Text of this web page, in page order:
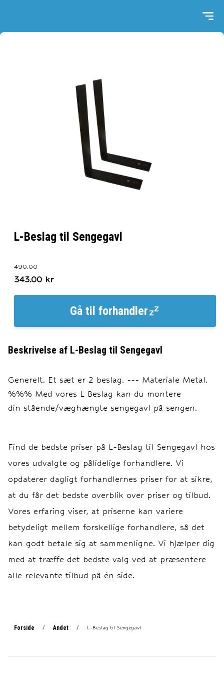
L-Beslag til Sengegavl
490.00
343.00 kr
Gå til forhandler
Beskrivelse af L-Beslag til Sengegavl
Generelt. Et sæt er 2 beslag. --- Materiale Metal.
%%% Med vores L Beslag kan du montere
din stående/væghængte sengegavl på sengen.
Find de bedste priser på L-Beslag til Sengegavl hos
vores udvalgte og pålidelige forhandlere. Vi
opdaterer dagligt forhandlernes priser for at sikre,
at du får det bedste overblik over priser og tilbud.
Vores erfaring viser, at priserne kan variere
betydeligt mellem forskellige forhandlere, så det
kan godt betale sig at sammenligne. Vi hjælper dig
med at træffe det bedste valg ved at præsentere
alle relevante tilbud på én side.
Forside / Andet / L-Beslag til Sengegavl